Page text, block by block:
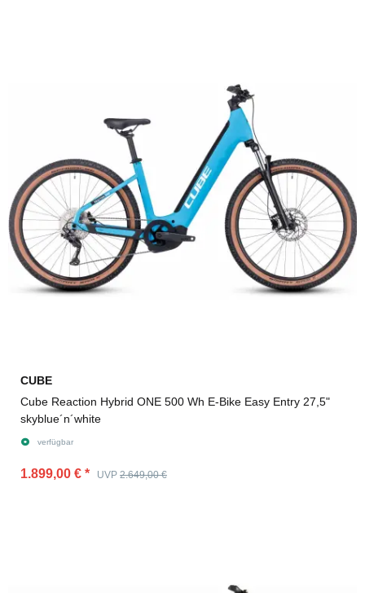
CUBE
Cube Reaction Hybrid ONE 500 Wh E-Bike Easy Entry 27,5"
skyblue´n´white
verfügbar
1.899,00 € * UVP 2.649,00 €